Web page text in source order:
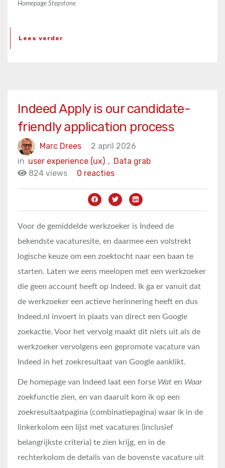
Homepage Stepstone
Lees verder
Indeed Apply is our candidate-
friendly application process
Marc Drees
2 april 2026
in
Data grab
user experience (ux) ,
824 views
0 reacties
Voor de gemiddelde werkzoeker is Indeed de
bekendste vacaturesite, en daarmee een volstrekt
logische keuze om een zoektocht naar een baan te
starten. Laten we eens meelopen met een werkzoeker
die geen account heeft op Indeed. Ik ga er vanuit dat
de werkzoeker een actieve herinnering heeft en dus
Indeed.nl invoert in plaats van direct een Google
zoekactie. Voor het vervolg maakt dit niets uit als de
werkzoeker vervolgens een gepromote vacature van
Indeed in het zoekresultaat van Google aanklikt.
De homepage van Indeed laat een forse Wat en Waar
zoekfunctie zien, en van daaruit kom ik op een
zoekresultaatpagina (combinatiepagina) waar ik in de
linkerkolom een lijst met vacatures (inclusief
belangrijkste criteria) te zien krijg, en in de
rechterkolom de details van de bovenste vacature uit